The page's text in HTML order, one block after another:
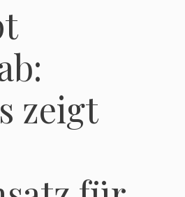
zeigt